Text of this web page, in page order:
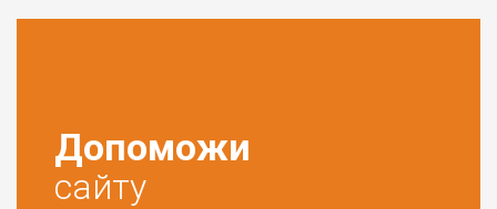
Допоможи
сайту